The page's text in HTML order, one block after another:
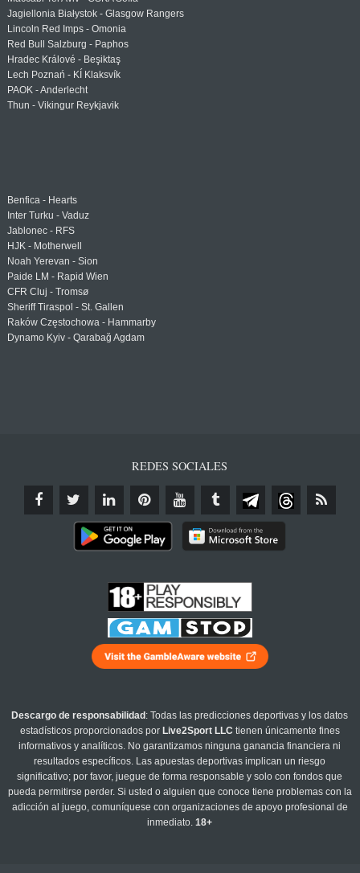
Jagiellonia Białystok - Glasgow Rangers
Lincoln Red Imps - Omonia
Red Bull Salzburg - Paphos
Hradec Králové - Beşiktaş
Lech Poznań - KÍ Klaksvík
PAOK - Anderlecht
Thun - Vikingur Reykjavik
Benfica - Hearts
Inter Turku - Vaduz
Jablonec - RFS
HJK - Motherwell
Noah Yerevan - Sion
Paide LM - Rapid Wien
CFR Cluj - Tromsø
Sheriff Tiraspol - St. Gallen
Raków Częstochowa - Hammarby
Dynamo Kyiv - Qarabağ Agdam
REDES SOCIALES
Descargo de responsabilidad : Todas las predicciones deportivas y los datos
estadísticos proporcionados por Live2Sport LLC tienen únicamente fines
informativos y analíticos. No garantizamos ninguna ganancia financiera ni
resultados específicos. Las apuestas deportivas implican un riesgo
significativo; por favor, juegue de forma responsable y solo con fondos que
pueda permitirse perder. Si usted o alguien que conoce tiene problemas con la
adicción al juego, comuníquese con organizaciones de apoyo profesional de
inmediato.18+